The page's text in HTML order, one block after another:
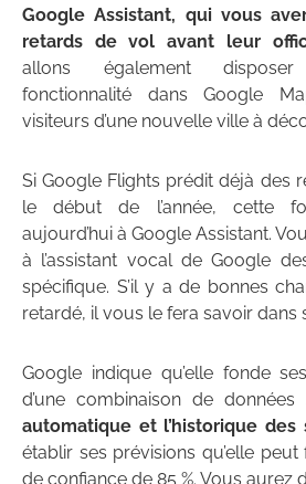
Google Assistant, qui vous
retards de vol avant leur
allons également
fonctionnalité dans Google
visiteurs d’une nouvelle ville à
Si Google Flights prédit déjà des
le début de l’année, cette
aujourd’hui à Google Assistant.
à l’assistant vocal de Google
spécifique. S’il y a de bonnes
retardé, il vous le fera savoir dans
Google indique qu’elle fonde
d’une combinaison de données
automatique et l’historique
établir ses prévisions qu’elle
de confiance de 85 %. Vous aurez